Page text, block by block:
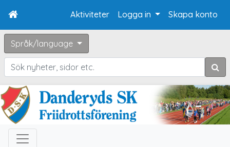
Aktiviteter Logga in Skapa konto
Språk/language
Sök